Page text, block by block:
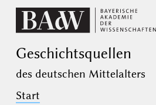
Geschichts­quellen
des deutschen Mittelalters
Start